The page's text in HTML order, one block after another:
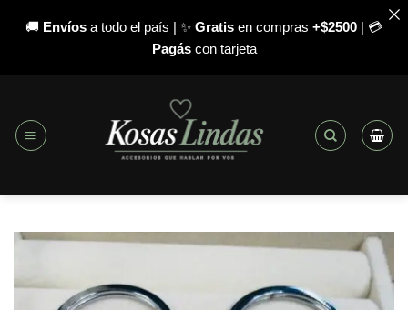
🚚 Envíos a todo el país | ✨ Gratis en compras +$2500 | 💳
Pagáscon tarjeta
contenido